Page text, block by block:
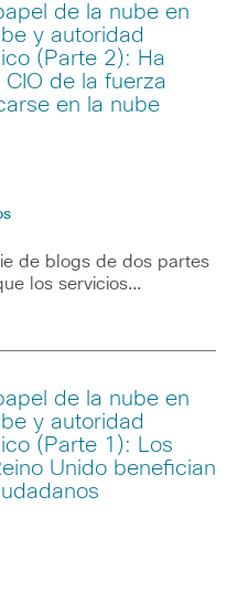
de la nube en
y autoridad
(Parte 2): Ha
CIO de la fuerza
en la nube
de blogs de dos partes
los servicios…
de la nube en
y autoridad
(Parte 1): Los
Unido benefician